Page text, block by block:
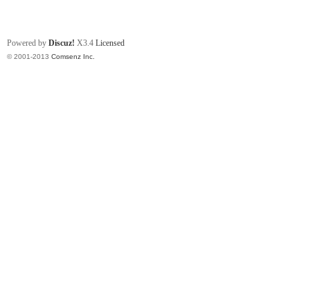
Powered by Discuz! X3.4 Licensed
© 2001-2013 Comsenz Inc.